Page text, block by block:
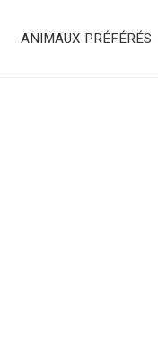
ANIMAUX PRÉFÉRÉS